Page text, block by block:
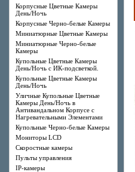
Корпусные Цветные Камеры
День/Ночь
Корпусные Черно-белые Камеры
Миниатюрные Цветные Камеры
Миниатюрные Черно-белые
Камеры
Купольные Цветные Камеры
День/Ночь с ИК-подсветкой.
Купольные Цветные Камеры
День/Ночь
Уличные Купольные Цветные
Камеры День/Ночь в
Антивандальном Корпусе с
Нагревательными Элементами
Купольные Черно-белые Камеры
Мониторы LCD
Скоростные камеры
Пульты управления
IP-камеры